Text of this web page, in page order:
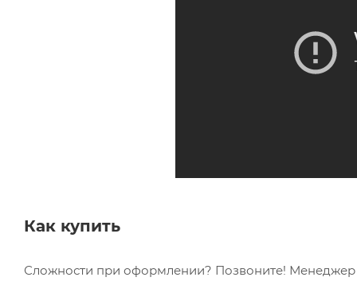
Как купить
Сложности при оформлении? Позвоните! Менеджер